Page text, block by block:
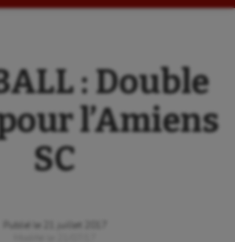
: Double
l’Amiens
SC
Publié le
21 juillet 2017